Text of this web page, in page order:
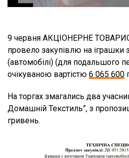
9 червня АКЦІОНЕРНЕ
провело закупівлю на іграшки
(автомобілі) (для подальшого
очікуваною вартістю 6 065 600
На торгах змагались два
Домашній Текстиль”, з
гривень.